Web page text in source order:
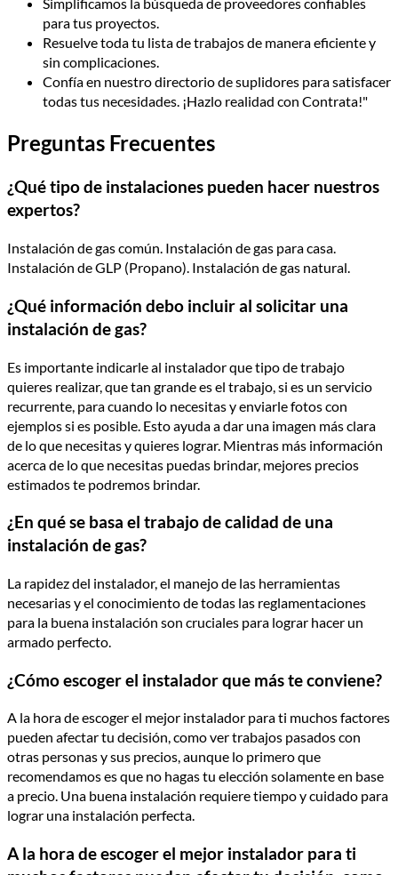
para tus proyectos.
Resuelve toda tu lista de trabajos de manera eficiente y
sin complicaciones.
Confía en nuestro directorio de suplidores para satisfacer
todas tus necesidades. ¡Hazlo realidad con Contrata!"
Preguntas Frecuentes
¿Qué tipo de instalaciones pueden hacer nuestros
expertos?
Instalación de gas común. Instalación de gas para casa.
Instalación de GLP (Propano). Instalación de gas natural.
¿Qué información debo incluir al solicitar una
instalación de gas?
Es importante indicarle al instalador que tipo de trabajo
quieres realizar, que tan grande es el trabajo, si es un servicio
recurrente, para cuando lo necesitas y enviarle fotos con
ejemplos si es posible. Esto ayuda a dar una imagen más clara
de lo que necesitas y quieres lograr. Mientras más información
acerca de lo que necesitas puedas brindar, mejores precios
estimados te podremos brindar.
¿En qué se basa el trabajo de calidad de una
instalación de gas?
La rapidez del instalador, el manejo de las herramientas
necesarias y el conocimiento de todas las reglamentaciones
para la buena instalación son cruciales para lograr hacer un
armado perfecto.
¿Cómo escoger el instalador que más te conviene?
A la hora de escoger el mejor instalador para ti muchos factores
pueden afectar tu decisión, como ver trabajos pasados con
otras personas y sus precios, aunque lo primero que
recomendamos es que no hagas tu elección solamente en base
a precio. Una buena instalación requiere tiempo y cuidado para
lograr una instalación perfecta.
A la hora de escoger el mejor instalador para ti